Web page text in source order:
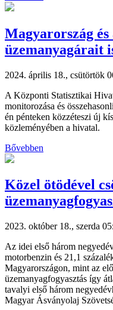
Magyarország
üzemanyagárait
2024. április 18., csütörtök
A Központi Statisztikai
monitorozása és
én pénteken közzéteszi új
közleményében a hivatal.
Bővebben
Közel ötödével
2023. október 18., szerda
Az idei első három
motorbenzin és 21,1
Magyarországon, mint az
üzemanyagfogyasztás így
tavalyi első három
Magyar Ásványolaj